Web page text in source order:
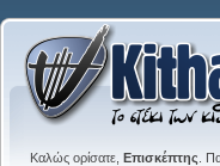
Καλώς ορίσατε, Επισκέπτης .